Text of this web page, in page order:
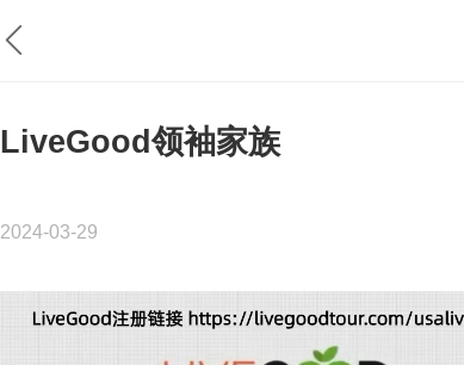
LiveGood领袖家族
2024-03-29